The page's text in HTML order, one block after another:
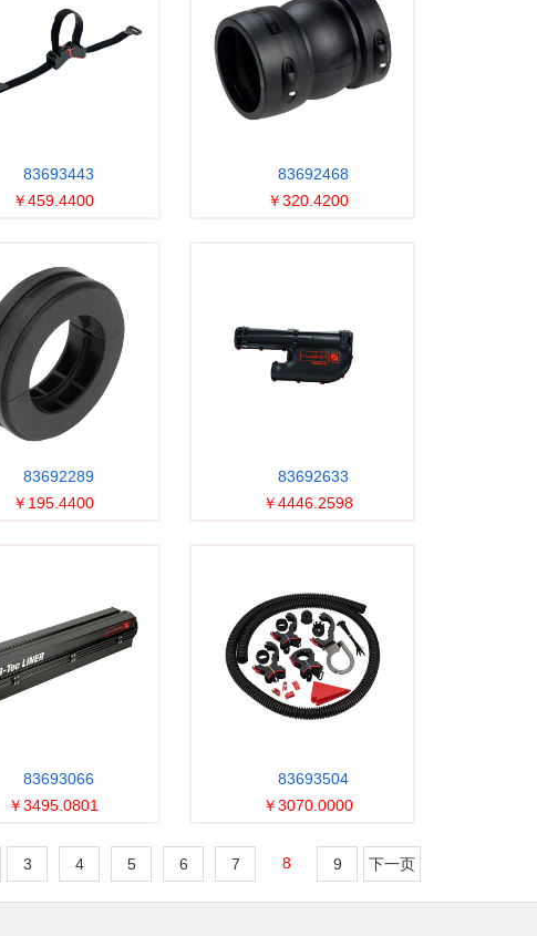
83693443
￥459.4400
83692468
￥320.4200
83692289
￥195.4400
83692633
￥4446.2598
83693066
￥3495.0801
83693504
￥3070.0000
3 4 5 6 7 8 9 下一页